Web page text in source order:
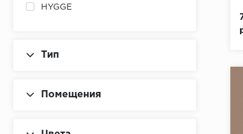
HYGGE
Тип
Помещения